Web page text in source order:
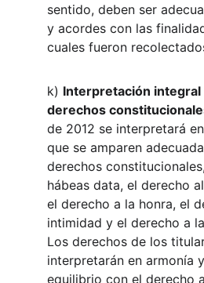
sentido, deben ser
y acordes con las
cuales fueron
k) Interpretación integral
derechos
de 2012 se interpretará
que se amparen
derechos
hábeas data, el derecho
el derecho a la honra, el
intimidad y el derecho a
Los derechos de los
interpretarán en armonía
equilibrio con el derecho